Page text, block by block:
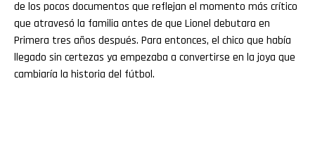
de los pocos documentos que reflejan el momento más crítico
que atravesó la familia antes de que Lionel debutara en
Primera tres años después. Para entonces, el chico que había
llegado sin certezas ya empezaba a convertirse en la joya que
cambiaría la historia del fútbol.